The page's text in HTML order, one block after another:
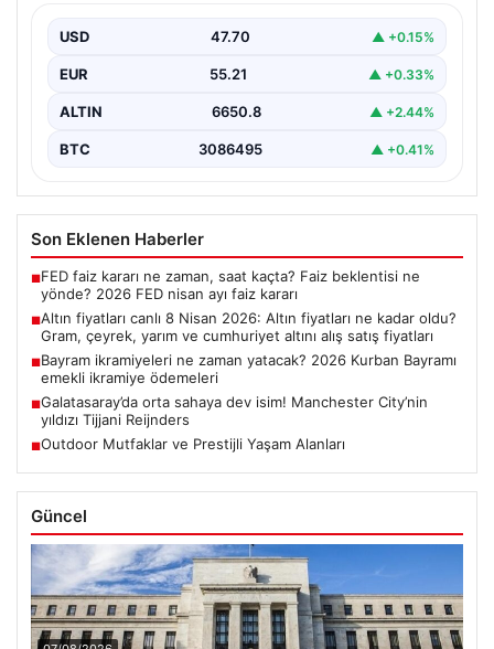
fiyatları
USD 47.70 ▲ +0.15%
EUR 55.21 ▲ +0.33%
ALTIN 6650.8 ▲ +2.44%
BTC 3086495 ▲ +0.41%
Son Eklenen Haberler
■FED faiz kararı ne zaman, saat kaçta? Faiz beklentisi ne
yönde? 2026 FED nisan ayı faiz kararı
■Altın fiyatları canlı 8 Nisan 2026: Altın fiyatları ne kadar oldu?
Gram, çeyrek, yarım ve cumhuriyet altını alış satış fiyatları
■Bayram ikramiyeleri ne zaman yatacak? 2026 Kurban Bayramı
emekli ikramiye ödemeleri
■Galatasaray’da orta sahaya dev isim! Manchester City’nin
yıldızı Tijjani Reijnders
■Outdoor Mutfaklar ve Prestijli Yaşam Alanları
Güncel